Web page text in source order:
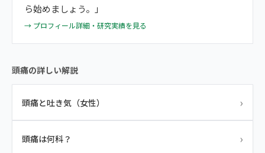
ら始めましょう。」
→ プロフィール詳細・研究実績を見る
頭痛の詳しい解説
頭痛と吐き気（女性） ›
頭痛は何科？ ›